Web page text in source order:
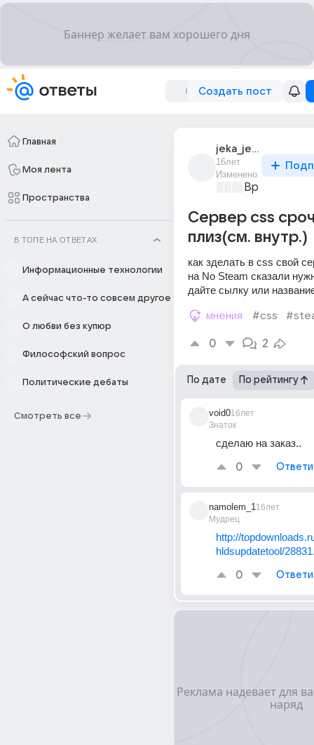
Создать пост
Главная
Моя лента
Пространства
В ТОПЕ НА ОТВЕТАХ
Информационные технологии
А сейчас что-то совсем другое
О любви без купюр
Философский вопрос
Политические дебаты
Смотреть все
jeka_jeka_17
16лет
Изменено
Время игр
Сервер css
плиз(см. внутр.)
как зделать в css свой
на No Steam сказали
дайте сылку или
мнения #css
0 2
По дате По рейтингу
void0
Знаток
16лет
сделаю на заказ..
0
namolem_1
Мудрец
16лет
http://
hldsupdatetool/
0